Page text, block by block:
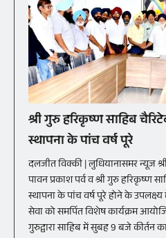
श्री गुरु हरिकृष्ण साहिब
स्थापना के पांच वर्ष पूरे
दलजीत विक्की | लुधियानासमर न्यूज
पावन प्रकाश पर्व व श्री गुरु हरिकृष्ण
स्थापना के पांच वर्ष पूरे होने के
सेवा को समर्पित विशेष कार्यक्रम
गुरुद्वारा साहिब में सुबह 9 बजे